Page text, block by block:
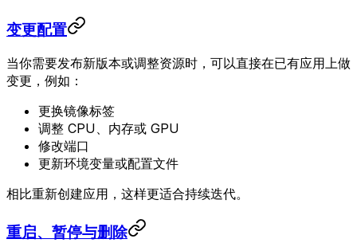
变更配置
当你需要发布新版本或调整资源时，可以直接在已有应用上做
变更，例如：
更换镜像标签
调整 CPU、内存或 GPU
修改端口
更新环境变量或配置文件
相比重新创建应用，这样更适合持续迭代。
重启、暂停与删除